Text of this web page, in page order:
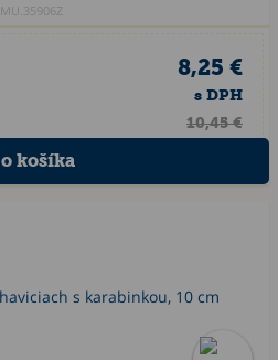
MU.35906Z
8,25 €
s DPH
10,45 €